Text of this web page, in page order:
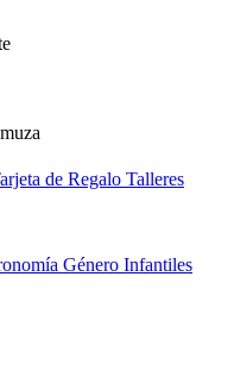
de Regalo Talleres
Género Infantiles